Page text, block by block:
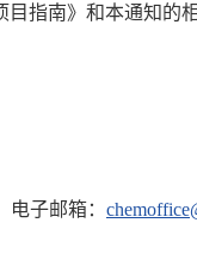
指南》和本通知的相
子邮箱：